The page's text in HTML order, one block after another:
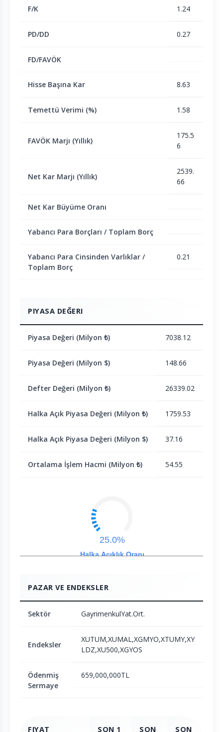
F/K 1.24
PD/DD 0.27
FD/FAVÖK
Hisse Başına Kar 8.63
Temettü Verimi (%) 1.58
FAVÖK Marjı (Yıllık)
175.5
6
Net Kar Marjı (Yıllık)
2539.
66
Net Kar Büyüme Oranı
Yabancı Para Borçları / Toplam Borç
Yabancı Para Cinsinden Varlıklar /
Toplam Borç
0.21
PIYASA DEĞERI
Piyasa Değeri (Milyon ₺) 7038.12
Piyasa Değeri (Milyon $) 148.66
Defter Değeri (Milyon ₺) 26339.02
Halka Açık Piyasa Değeri (Milyon ₺) 1759.53
Halka Açık Piyasa Değeri (Milyon $) 37.16
Ortalama İşlem Hacmi (Milyon ₺) 54.55
Halka Açıklık Oranı
25.0%
PAZAR VE ENDEKSLER
Sektör GayrimenkulYat.Ort.
Endeksler
XUTUM,XUMAL,XGMYO,XTUMY,XY
LDZ,XU500,XGYOS
Ödenmiş
Sermaye
659,000,000TL
FIYAT SON 1 SON SON